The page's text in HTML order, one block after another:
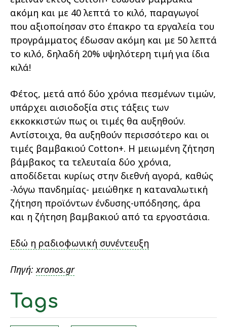
ακόμη και με 40 λεπτά το κιλό, παραγωγοί
που αξιοποίησαν στο έπακρο τα εργαλεία του
προγράμματος έδωσαν ακόμη και με 50 λεπτά
το κιλό, δηλαδή 20% υψηλότερη τιμή για ίδια
κιλά!
Φέτος, μετά από δύο χρόνια πεσμένων τιμών,
υπάρχει αισιοδοξία στις τάξεις των
εκκοκκιστών πως οι τιμές θα αυξηθούν.
Αντίστοιχα, θα αυξηθούν περισσότερο και οι
τιμές βαμβακιού Cotton+. Η μειωμένη ζήτηση
βάμβακος τα τελευταία δύο χρόνια,
αποδίδεται κυρίως στην διεθνή αγορά, καθώς
-λόγω πανδημίας- μειώθηκε η καταναλωτική
ζήτηση προϊόντων ένδυσης-υπόδησης, άρα
και η ζήτηση βαμβακιού από τα εργοστάσια.
Εδώ η ραδιοφωνική συνέντευξη
Πηγή: xronos.gr
Tags